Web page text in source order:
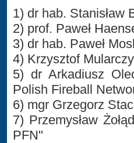
1) dr hab. Stanisław
2) prof. Paweł
3) dr hab. Paweł
4) Krzysztof
5) dr Arkadiusz
Polish Fireball
6) mgr Grzegorz
7) Przemysław
PFN"